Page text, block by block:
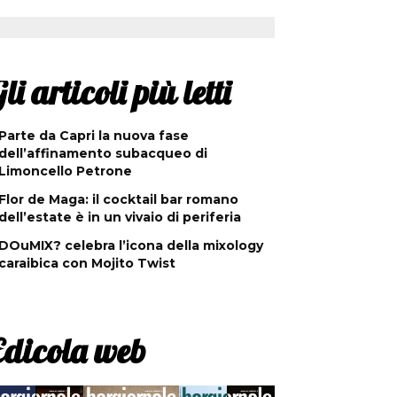
articoli più letti
da Capri la nuova fase
subacqueo di
Petrone
de Maga: il cocktail bar romano
è in un vivaio di periferia
celebra l’icona della mixology
con Mojito Twist
web